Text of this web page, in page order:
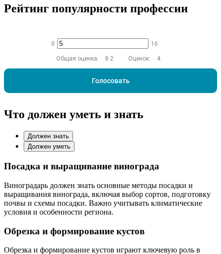
Рейтинг популярности профессии
0 10
Общая оценка: 8.2 Оценок: 4
Голосовать
Что должен уметь и знать
Должен знать
Должен уметь
Посадка и выращивание винограда
Виноградарь должен знать основные методы посадки и
выращивания винограда, включая выбор сортов, подготовку
почвы и схемы посадки. Важно учитывать климатические
условия и особенности региона.
Обрезка и формирование кустов
Обрезка и формирование кустов играют ключевую роль в